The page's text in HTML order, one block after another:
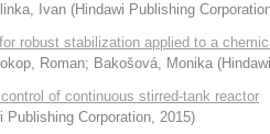
Ivan (Hindawi Publishing
robust stabilization applied to a
Roman; Bakošová, Monika (
of continuous stirred-tank reactor
Publishing Corporation, 2015)